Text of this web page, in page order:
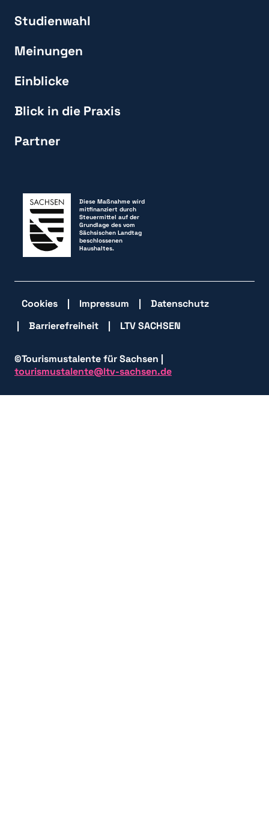
Studienwahl
Meinungen
Einblicke
Blick in die Praxis
Partner
Diese Maßnahme wird
mitfinanziert durch
Steuermittel auf der
Grundlage des vom
Sächsischen Landtag
beschlossenen
Haushaltes.
Cookies Impressum
Datenschutz
Barrierefreiheit
LTV SACHSEN
©Tourismustalente für Sachsen |
tourismustalente@ltv-sachsen.de